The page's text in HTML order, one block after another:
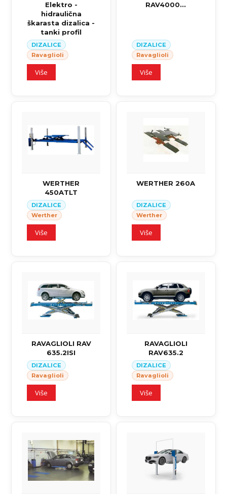
Elektro -
hidraulična
škarasta dizalica -
tanki profil
DIZALICE
Ravaglioli
Više
RAV4000...
DIZALICE
Ravaglioli
Više
WERTHER
450ATLT
DIZALICE
Werther
Više
WERTHER 260A
DIZALICE
Werther
Više
RAVAGLIOLI RAV
635.2ISI
DIZALICE
Ravaglioli
Više
RAVAGLIOLI
RAV635.2
DIZALICE
Ravaglioli
Više